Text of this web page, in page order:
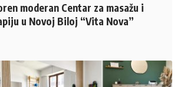
moderan Centar za masažu i
u Novoj Biloj “Vita Nova”